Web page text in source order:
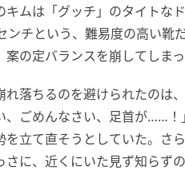
キムは「グッチ」のタイトな
ンチという、難易度の高い靴
案の定バランスを崩してしまっ
れ落ちるのを避けられたのは
、ごめんなさい、足首が……！
を立て直そうとしていた。さ
さに、近くにいた見ず知らず